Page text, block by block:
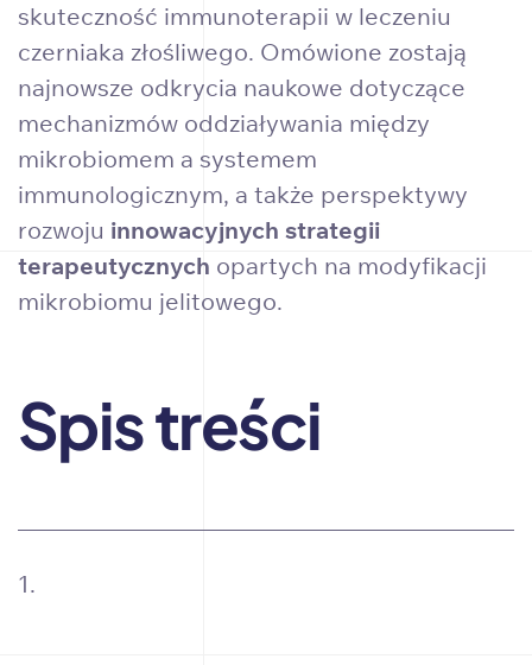
skuteczność immunoterapii w leczeniu
czerniaka złośliwego. Omówione zostają
najnowsze odkrycia naukowe dotyczące
mechanizmów oddziaływania między
mikrobiomem a systemem
immunologicznym, a także perspektywy
rozwoju innowacyjnych strategii
terapeutycznych opartych na modyfikacji
mikrobiomu jelitowego.
Spis treści